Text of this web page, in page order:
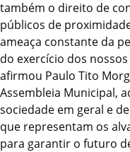
também o direito de
públicos de
ameaça constante da
do exercício dos
afirmou Paulo Tito
Assembleia Municipal,
sociedade em geral e
que representam os
para garantir o futuro